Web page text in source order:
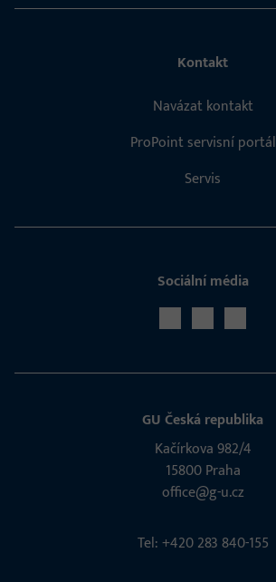
Kontakt
Navázat kontakt
ProPoint servisní portál
Servis
Sociální média
GU Česká republika
Kačírkova 982/4
15800 Praha
office@g-u.cz
Tel: +420 283 840-155